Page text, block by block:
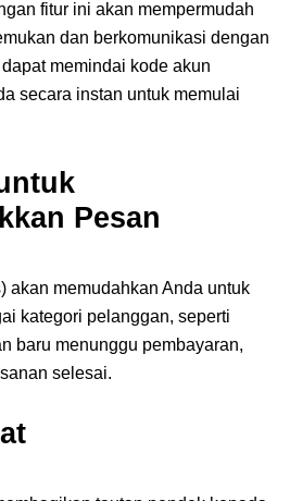
fitur ini akan mempermudah
dan berkomunikasi dengan
memindai kode akun
secara instan untuk memulai
Pesan
akan memudahkan Anda untuk
kategori pelanggan, seperti
baru menunggu pembayaran,
selesai.